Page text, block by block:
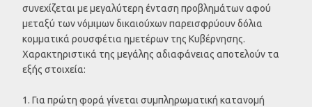
συνεχίζεται με μεγαλύτερη ένταση προβλημάτων αφού
μεταξύ των νόμιμων δικαιούχων παρεισφρύουν δόλια
κομματικά ρουσφέτια ημετέρων της Κυβέρνησης.
Χαρακτηριστικά της μεγάλης αδιαφάνειας αποτελούν τα
εξής στοιχεία:
1. Για πρώτη φορά γίνεται συμπληρωματική κατανομή